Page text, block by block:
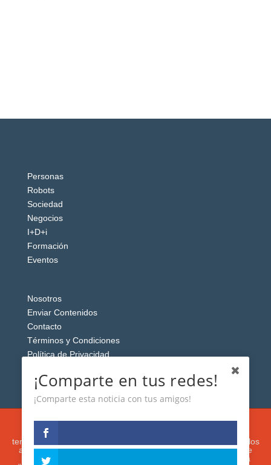
Personas
Robots
Sociedad
Negocios
I+D+i
Formación
Eventos
Nosotros
Enviar Contenidos
Contacto
Términos y Condiciones
Política de Privacidad
Esta web usa cookies analíticas y publicitarias (propias y de
terceros) para analizar el tráfico y personalizar el contenido y los
anuncios que le mostremos de acuerdo con su navegación e
intereses, buscando así mejorar su experiencia. Si presiona
¡Comparte en tus redes!
¡Comparte esta noticia con tus amigos!